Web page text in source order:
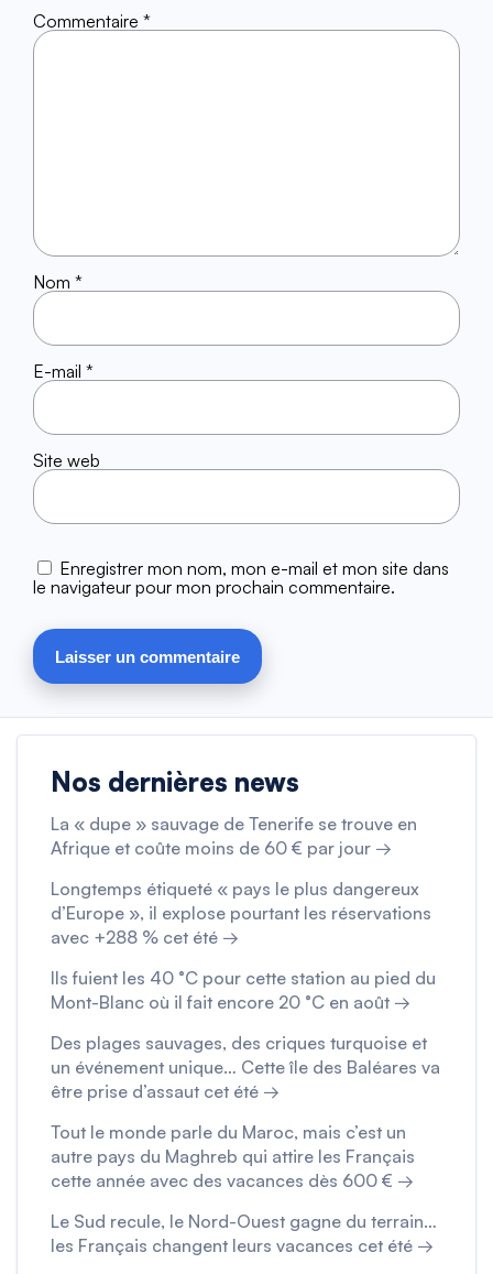
Commentaire *
Nom *
E-mail *
Site web
Enregistrer mon nom, mon e-mail et mon site dans
le navigateur pour mon prochain commentaire.
Nos dernières news
La « dupe » sauvage de Tenerife se trouve en
Afrique et coûte moins de 60 € par jour →
Longtemps étiqueté « pays le plus dangereux
d’Europe », il explose pourtant les réservations
avec +288 % cet été →
Ils fuient les 40 °C pour cette station au pied du
Mont-Blanc où il fait encore 20 °C en août →
Des plages sauvages, des criques turquoise et
un événement unique… Cette île des Baléares va
être prise d’assaut cet été →
Tout le monde parle du Maroc, mais c’est un
autre pays du Maghreb qui attire les Français
cette année avec des vacances dès 600 € →
Le Sud recule, le Nord-Ouest gagne du terrain…
les Français changent leurs vacances cet été →